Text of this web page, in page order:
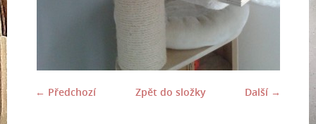
← Předchozí Další →
Zpět do složky